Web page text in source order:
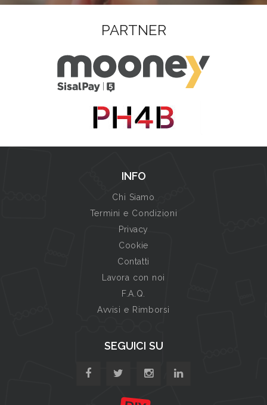
PARTNER
INFO
Chi Siamo
Termini e Condizioni
Privacy
Cookie
Contatti
Lavora con noi
F.A.Q.
Avvisi e Rimborsi
SEGUICI SU